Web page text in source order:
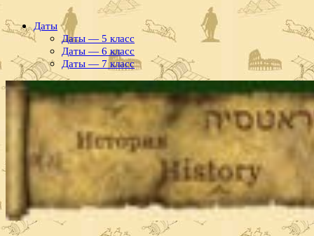
Даты
Даты — 5 класс
Даты — 6 класс
Даты — 7 класс